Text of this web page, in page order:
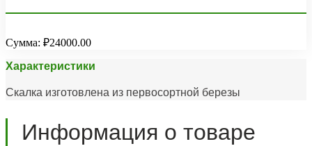
Сумма: ₽24000.00
Характеристики
Скалка изготовлена из первосортной березы
Информация о товаре